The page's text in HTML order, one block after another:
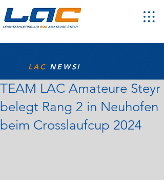
LAC NEWS!
TEAM LAC Amateure Steyr
belegt Rang 2 in Neuhofen
beim Crosslaufcup 2024